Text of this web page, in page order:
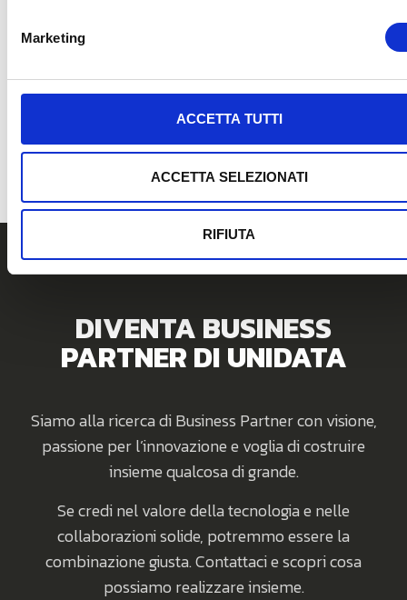
Marketing
ACCETTA TUTTI
ACCETTA SELEZIONATI
RIFIUTA
RICHIEDI
INFORMAZIONI
DIVENTA BUSINESS
PARTNER DI UNIDATA
Siamo alla ricerca di Business Partner con visione,
passione per l’innovazione e voglia di costruire
insieme qualcosa di grande.
Se credi nel valore della tecnologia e nelle
collaborazioni solide, potremmo essere la
combinazione giusta. Contattaci e scopri cosa
possiamo realizzare insieme.